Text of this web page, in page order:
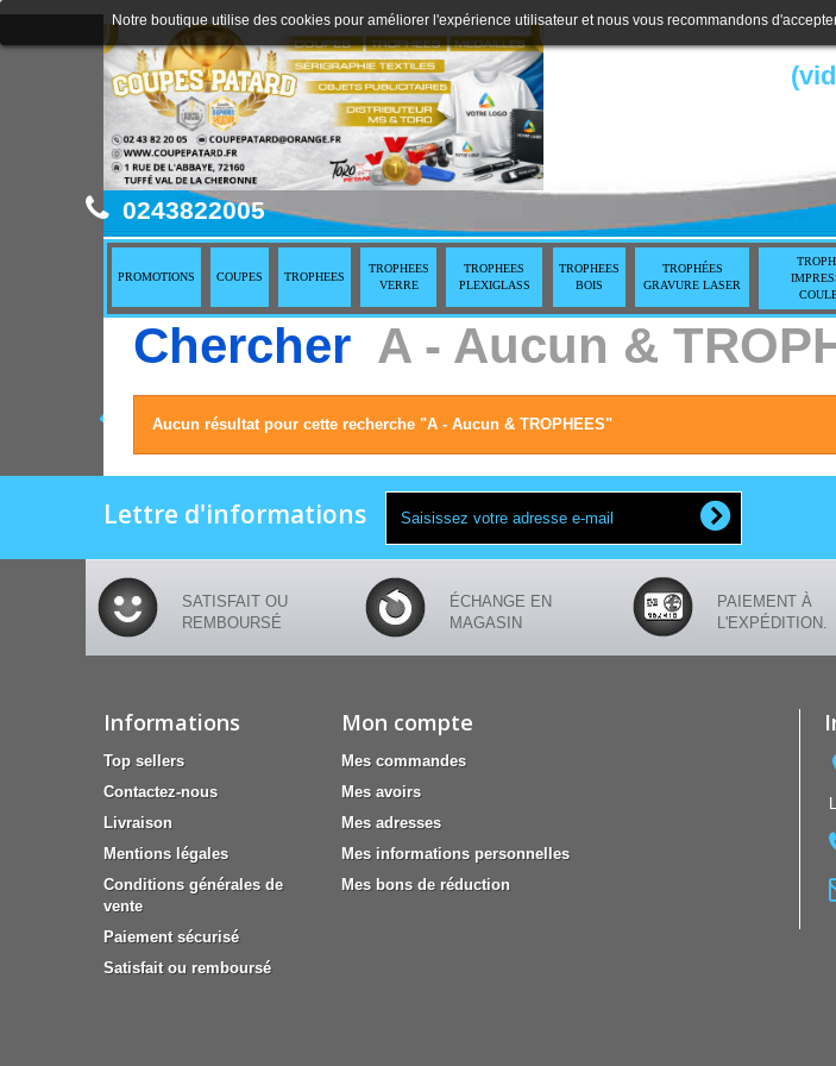
0243822005
PROMOTIONS COUPES TROPHEES
TROPHEES
VERRE
TROPHEES
PLEXIGLASS
TROPHEES
BOIS
TROPHÉES
GRAVURE LASER
Notre boutique utilise des cookies pour améliorer l'expérience utilisateur et nous vous recommandons
Chercher A - Aucun &
Aucun résultat pour cette recherche "A - Aucun & TROPHEES"
Lettre d'informations
SATISFAIT OU
REMBOURSÉ
ÉCHANGE EN
MAGASIN
PAIEMENT À
L'EXPÉDITION.
Informations
Top sellers
Contactez-nous
Livraison
Mentions légales
Conditions générales de
vente
Paiement sécurisé
Satisfait ou remboursé
Mon compte
Mes commandes
Mes avoirs
Mes adresses
Mes informations personnelles
Mes bons de réduction